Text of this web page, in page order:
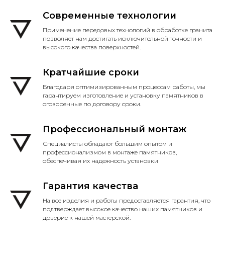
Современные технологии
Применение передовых технологий в обработке гранита
позволяет нам достигать исключительной точности и
высокого качества поверхностей.
Кратчайшие сроки
Благодаря оптимизированным процессам работы, мы
гарантируем изготовление и установку памятников в
оговоренные по договору сроки.
Профессиональный монтаж
Специалисты обладают большим опытом и
профессионализмом в монтаже памятников,
обеспечивая их надежность установки
Гарантия качества
На все изделия и работы предоставляется гарантия, что
подтверждает высокое качество наших памятников и
доверие к нашей мастерской.